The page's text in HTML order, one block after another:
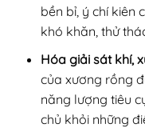
bền bỉ, ý chí kiên
khó khăn, thử
Hóa giải sát khí,
của xương rồng
năng lượng tiêu
chủ khỏi những